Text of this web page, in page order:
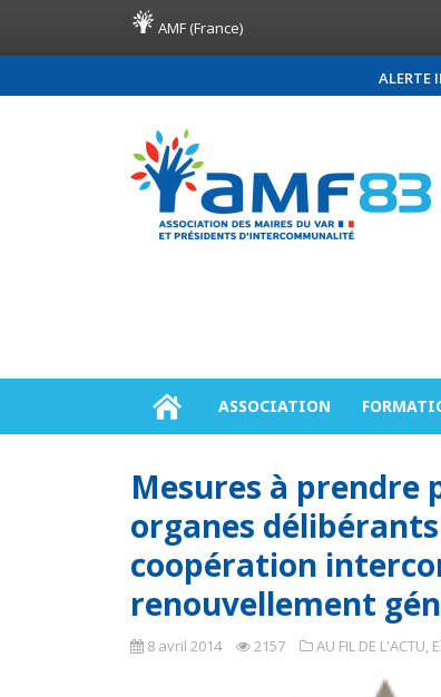
AMF (France)
ALERTE
ASSOCIATION
Mesures à prendre
organes
coopération
renouvellement
8 avril 2014 2157 AU FIL DE L'ACTU,